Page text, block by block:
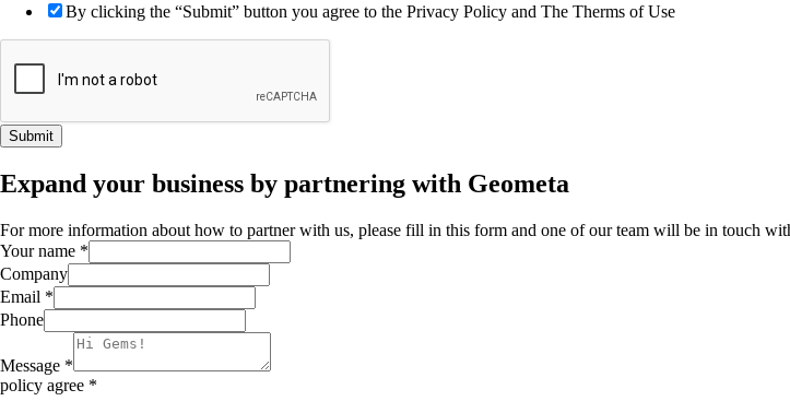
By clicking the “Submit” button you agree to the Privacy Policy and The Therms of Use
Submit
Expand your business by partnering with Geometa
For more information about how to partner with us, please fill in this form and one of our team will be in touch
Your name *
Company
Email *
Phone
Message *
policy agree *